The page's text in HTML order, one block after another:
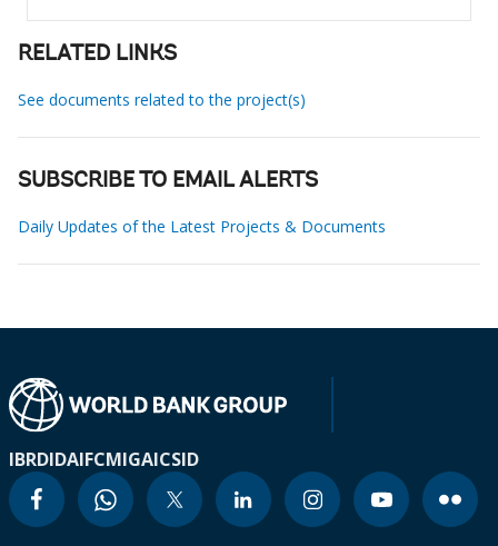
RELATED LINKS
See documents related to the project(s)
SUBSCRIBE TO EMAIL ALERTS
Daily Updates of the Latest Projects & Documents
IBRDIDAIFCMIGAICSID